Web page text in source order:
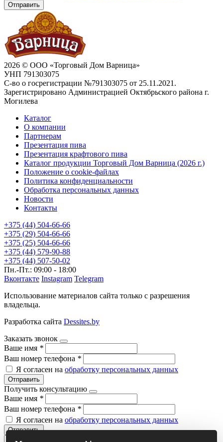
Отправить
2026 © ООО «Торговый Дом Варница»
УНП 791303075
С-во о госрегистрации №791303075 от 25.11.2021.
Зарегистрировано Администрацией Октябрьского района г.
Могилева
Каталог
О компании
Партнерам
Презентация пива
Презентация крафтового пива
Каталог продукции Торговый Дом Варница (2026 г.)
Положение о cookie-файлах
Политика конфиденциальности
Обработка персональных данных
Новости
Контакты
+375 (44) 504-66-66
+375 (29) 504-66-66
+375 (25) 504-66-66
+375 (44) 579-90-88
+375 (44) 507-50-02
Пн.-Пт.: 09:00 - 18:00
Вконтакте Instagram Telegram
Использование материалов сайта только с разрешения
владельца.
Разработка сайта Dessites.by
Заказать звонок
Ваше имя *
Ваш номер телефона *
Я согласен на обработку персональных данных
Отправить
Получить консультацию
Ваше имя *
Ваш номер телефона *
Я согласен на обработку персональных данных
Отправить